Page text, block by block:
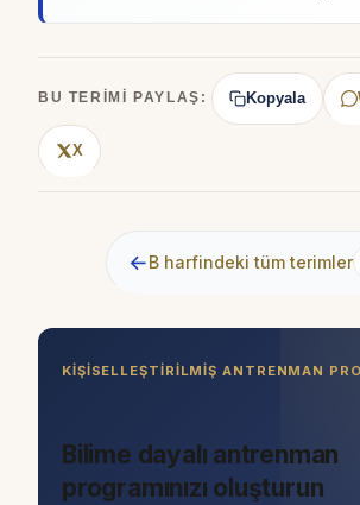
BU TERIMI PAYLAŞ: Kopyala
X
←B harfindeki tüm terimler
KIŞISELLEŞTIRILMIŞ ANTRENMAN
Bilime dayalı antrenman
programınızı oluşturun